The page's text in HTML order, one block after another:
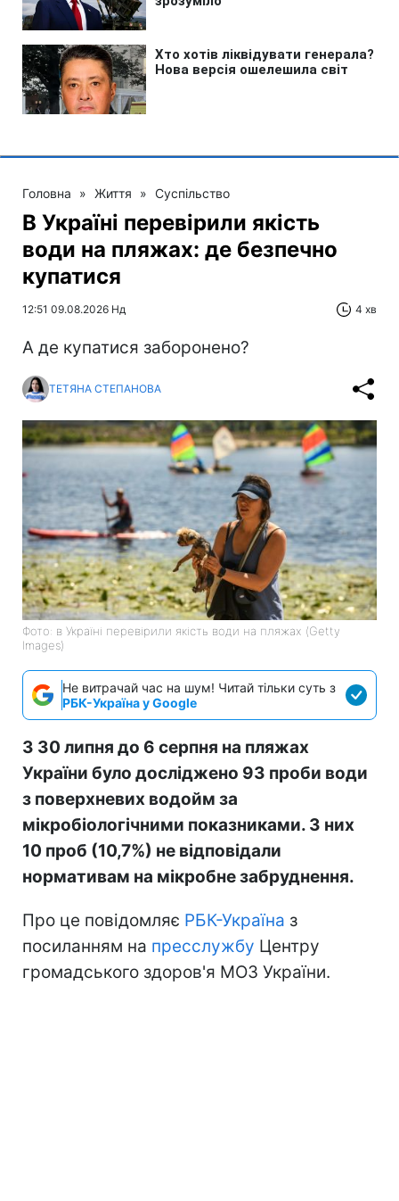
Головна » Життя » Суспільство
В Україні перевірили якість
води на пляжах: де безпечно
купатися
12:51 09.08.2026 Нд 4 хв
А де купатися заборонено?
ТЕТЯНА СТЕПАНОВА
Фото: в Україні перевірили якість води на пляжах (Getty
Images)
Не витрачай час на шум! Читай тільки суть з
РБК-Україна у Google
З 30 липня до 6 серпня на пляжах
України було досліджено 93 проби води
з поверхневих водойм за
мікробіологічними показниками. З них
10 проб (10,7%) не відповідали
нормативам на мікробне забруднення.
Про це повідомляє РБК-Україна з
посиланням на пресслужбу Центру
громадського здоров'я МОЗ України.